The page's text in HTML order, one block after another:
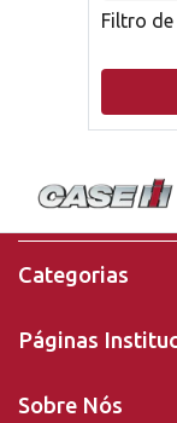
Filtro de
Categorias
Páginas
Sobre Nós